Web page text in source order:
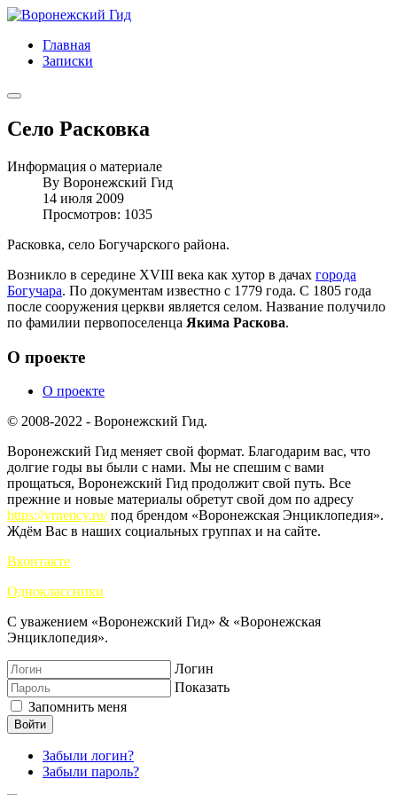
Главная
Записки
Село Расковка
Информация о материале
By Воронежский Гид
14 июля 2009
Просмотров: 1035
Расковка, село Богучарского района.
Возникло в середине XVIII века как хутор в дачах города
Богучара. По документам известно с 1779 года. С 1805 года
после сооружения церкви является селом. Название получило
по фамилии первопоселенца Якима Раскова.
О проекте
О проекте
© 2008-2022 - Воронежский Гид.
Воронежский Гид меняет свой формат. Благодарим вас, что
долгие годы вы были с нами. Мы не спешим с вами
прощаться, Воронежский Гид продолжит свой путь. Все
прежние и новые материалы обретут свой дом по адресу
https://vrnency.ru/под брендом «Воронежская Энциклопедия».
Ждём Вас в наших социальных группах и на сайте.
Вконтакте
Одноклассники
С уважением «Воронежский Гид» & «Воронежская
Энциклопедия».
Логин
Показать
Запомнить меня
Войти
Забыли логин?
Забыли пароль?